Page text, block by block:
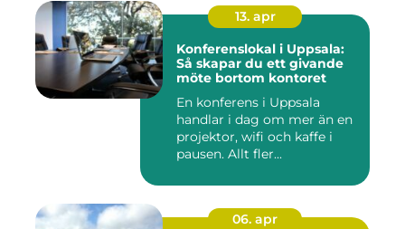
13. apr
Konferenslokal i Uppsala:
Så skapar du ett givande
möte bortom kontoret
En konferens i Uppsala
handlar i dag om mer än en
projektor, wifi och kaffe i
pausen. Allt fler...
06. apr